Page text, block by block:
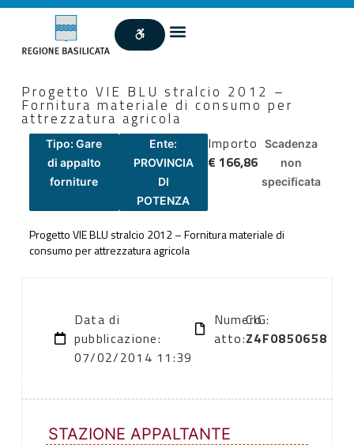
Progetto VIE BLU stralcio 2012 –
Fornitura materiale di consumo per
attrezzatura agricola
Tipo: Gare
di appalto
forniture
Ente:
PROVINCIA
DI
POTENZA
Importo
€ 166,86
Scadenza
non
specificata
Progetto VIE BLU stralcio 2012 – Fornitura materiale di
consumo per attrezzatura agricola
Data di
pubblicazione:
07/02/2014 11:39
Numero
atto:
CIG:
Z4F0850658
STAZIONE APPALTANTE